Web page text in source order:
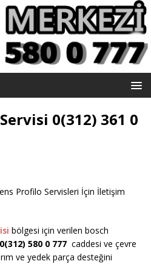
0(312) 361 0
Profilo Servisleri İçin İletişim
bölgesi için verilen bosch
580 0 777 caddesi ve çevre
ve yedek parça desteğini